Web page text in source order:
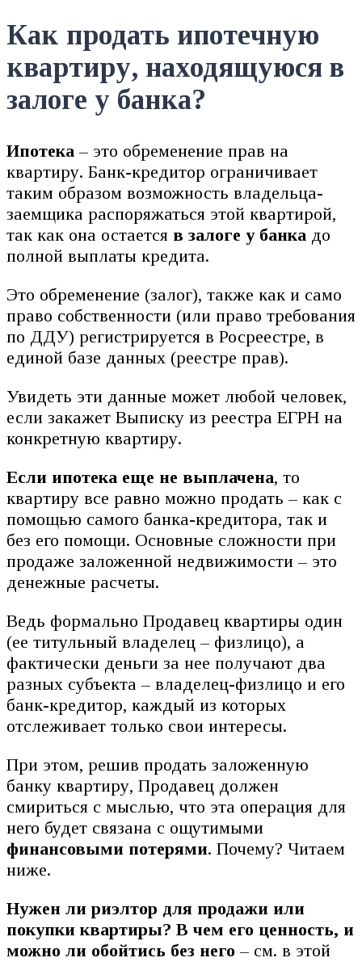
Как продать ипотечную
квартиру, находящуюся в
залоге у банка?
Ипотека – это обременение прав на
квартиру. Банк-кредитор ограничивает
таким образом возможность владельца-
заемщика распоряжаться этой квартирой,
так как она остается в залоге у банка до
полной выплаты кредита.
Это обременение (залог), также как и само
право собственности (или право требования
по ДДУ) регистрируется в Росреестре, в
единой базе данных (реестре прав).
Увидеть эти данные может любой человек,
если закажет Выписку из реестра ЕГРН на
конкретную квартиру.
Если ипотека еще не выплачена, то
квартиру все равно можно продать – как с
помощью самого банка-кредитора, так и
без его помощи. Основные сложности при
продаже заложенной недвижимости – это
денежные расчеты.
Ведь формально Продавец квартиры один
(ее титульный владелец – физлицо), а
фактически деньги за нее получают два
разных субъекта – владелец-физлицо и его
банк-кредитор, каждый из которых
отслеживает только свои интересы.
При этом, решив продать заложенную
банку квартиру, Продавец должен
смириться с мыслью, что эта операция для
него будет связана с ощутимыми
финансовыми потерями. Почему? Читаем
ниже.
Нужен ли риэлтор для продажи или
покупки квартиры? В чем его ценность, и
можно ли обойтись без него – см. в этой